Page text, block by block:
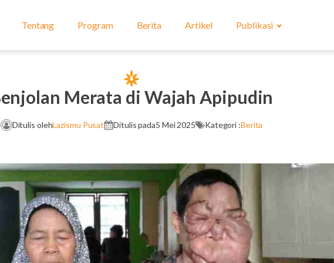
Tentang Program Berita Artikel Publikasi
Merata di Wajah Apipudin
Ditulis olehLazismu Pusat Ditulis pada5 Mei 2025 Kategori :Berita